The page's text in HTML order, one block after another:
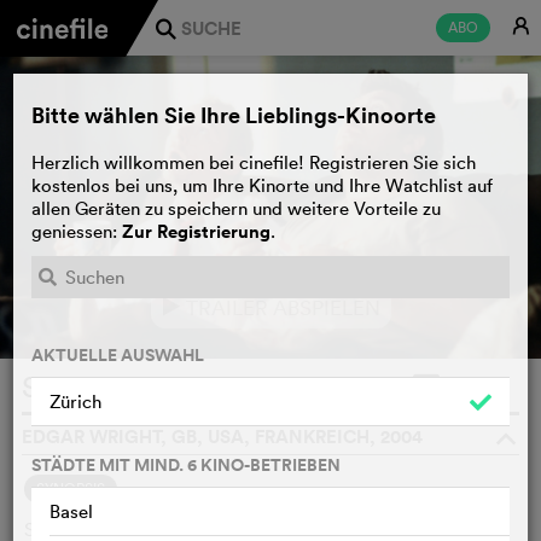
ABO E
j
TRAILER ABSPIELEN
Shaun of the Dead
SYNOPSIS
Shaun treibt seine Freundin Liz fast in den Wahnsinn, denn
Bitte wählen Sie Ihre Lieblings-Kinoorte
Herzlich willkommen bei cinefile! Registrieren Sie sich
kostenlos bei uns, um Ihre Kinorte und Ihre Watchlist auf
allen Geräten zu speichern und weitere Vorteile zu
geniessen: Zur Registrierung.
AKTUELLE AUSWAHL
Zürich
STÄDTE MIT MIND. 6 KINO-BETRIEBEN
Basel